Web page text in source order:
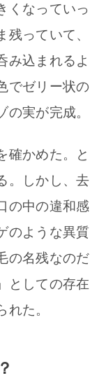
くなっていっ
っていて、
み込まれるよ
でゼリー状の
実が完成。
確かめた。と
。しかし、去
の中の違和感
のような異質
の名残なのだ
としての存在
た。